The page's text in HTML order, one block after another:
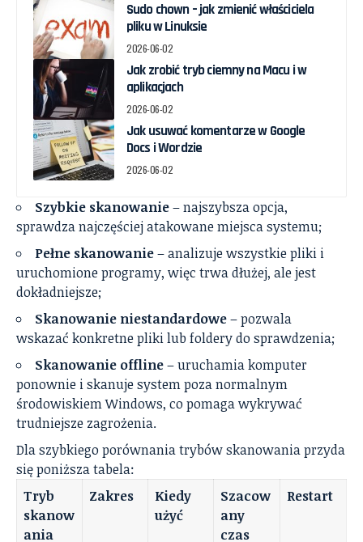
Sudo chown – jak zmienić właściciela
pliku w Linuksie
2026-06-02
Jak zrobić tryb ciemny na Macu i w
aplikacjach
2026-06-02
Jak usuwać komentarze w Google
Docs i Wordzie
2026-06-02
Szybkie skanowanie– najszybsza opcja,
sprawdza najczęściej atakowane miejsca systemu;
Pełne skanowanie– analizuje wszystkie pliki i
uruchomione programy, więc trwa dłużej, ale jest
dokładniejsze;
Skanowanie niestandardowe– pozwala
wskazać konkretne pliki lub foldery do sprawdzenia;
Skanowanie offline– uruchamia komputer
ponownie i skanuje system poza normalnym
środowiskiem Windows, co pomaga wykrywać
trudniejsze zagrożenia.
Dla szybkiego porównania trybów skanowania przyda
się poniższa tabela:
Tryb
skanow
ania
Zakres
Kiedy
użyć
Szacow
any
czas
Restart